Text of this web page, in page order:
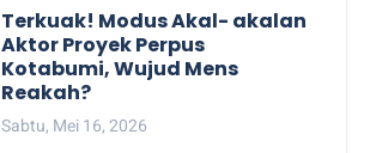
Terkuak! Modus Akal- akalan
Aktor Proyek Perpus
Kotabumi, Wujud Mens
Reakah?
Sabtu, Mei 16, 2026